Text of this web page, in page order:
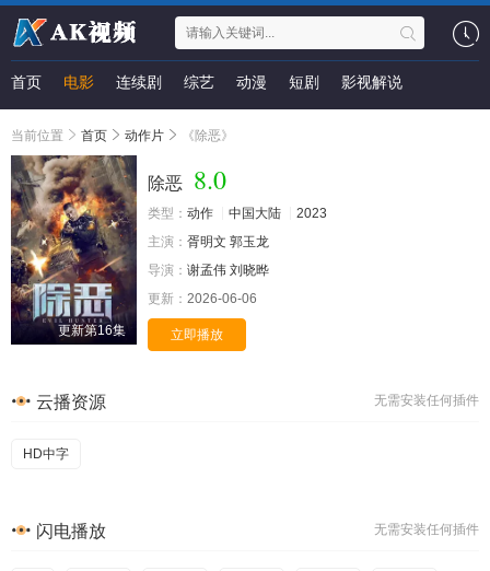
首页 电影 连续剧 综艺 动漫 短剧 影视解说
当前位置 首页 动作片 《除恶》
更新第16集
除恶 8.0
类型： 动作 中国大陆
2023
主演： 胥明文 郭玉龙
导演： 谢孟伟 刘晓晔
更新： 2026-06-06
立即播放
无需安装任何插件
云播资源
HD中字
无需安装任何插件
闪电播放